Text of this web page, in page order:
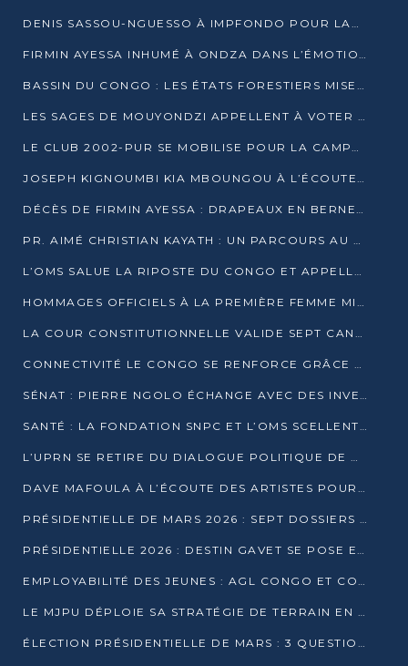
DENIS SASSOU-NGUESSO À IMPFONDO POUR LANCER LE CORRIDOR 13
FIRMIN AYESSA INHUMÉ À ONDZA DANS L’ÉMOTION ET LE RECUEILLEMENT
BASSIN DU CONGO : LES ÉTATS FORESTIERS MISENT SUR LES MARCHÉS CARBONE
LES SAGES DE MOUYONDZI APPELLENT À VOTER DENIS SASSOU-NGUESSO
LE CLUB 2002-PUR SE MOBILISE POUR LA CAMPAGNE
JOSEPH KIGNOUMBI KIA MBOUNGOU À L’ÉCOUTE DE TALANGAÏ
DÉCÈS DE FIRMIN AYESSA : DRAPEAUX EN BERNE LUNDI
PR. AIMÉ CHRISTIAN KAYATH : UN PARCOURS AU SERVICE DE LA RECHERCHE ET DE L’INNOVATION
L’OMS SALUE LA RIPOSTE DU CONGO ET APPELLE À DES RÉFORMES DURABLES
HOMMAGES OFFICIELS À LA PREMIÈRE FEMME MINISTRE DU CONGO
LA COUR CONSTITUTIONNELLE VALIDE SEPT CANDIDATURES POUR LA PRÉSIDENTIELLE
CONNECTIVITÉ LE CONGO SE RENFORCE GRÂCE AU CÂBLE 2AFRICA
SÉNAT : PIERRE NGOLO ÉCHANGE AVEC DES INVESTISSEURS DU NUMÉRIQUE
SANTÉ : LA FONDATION SNPC ET L’OMS SCELLENT UN PARTENARIAT STRATÉGIQUE DE TROIS ANS
L’UPRN SE RETIRE DU DIALOGUE POLITIQUE DE DJAMBALA : TENSIONS DANS LE PRÉ-ÉLECTORAL CONGOLAIS
DAVE MAFOULA À L’ÉCOUTE DES ARTISTES POUR REDÉFINIR SA POLITIQUE CULTURELLE
PRÉSIDENTIELLE DE MARS 2026 : SEPT DOSSIERS DE CANDIDATURE ENREGISTRÉS À LA CLÔTURE DES DÉPÔTS
PRÉSIDENTIELLE 2026 : DESTIN GAVET SE POSE EN CANDIDAT DU « RAS-LE-BOL »
EMPLOYABILITÉ DES JEUNES : AGL CONGO ET CONGO TERMINAL S’ALLIENT À UCAC-ICAM
LE MJPU DÉPLOIE SA STRATÉGIE DE TERRAIN EN FAVEUR DE DSN
ÉLECTION PRÉSIDENTIELLE DE MARS : 3 QUESTIONS À UN EXPERT CONGOLAIS DE LA CYBERSÉCURITÉ